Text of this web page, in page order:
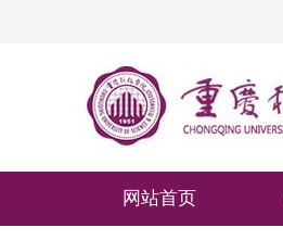
网站首页